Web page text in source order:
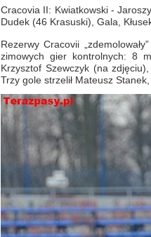
Cracovia II: Kwiatkowski -
Dudek (46 Krasuski), Gala,
Rezerwy Cracovii
zimowych gier kontrolnych: 8
Krzysztof Szewczyk (na
Trzy gole strzelił Mateusz